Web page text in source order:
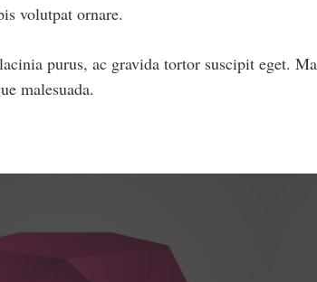
volutpat ornare.
purus, ac gravida tortor suscipit eget.
malesuada.